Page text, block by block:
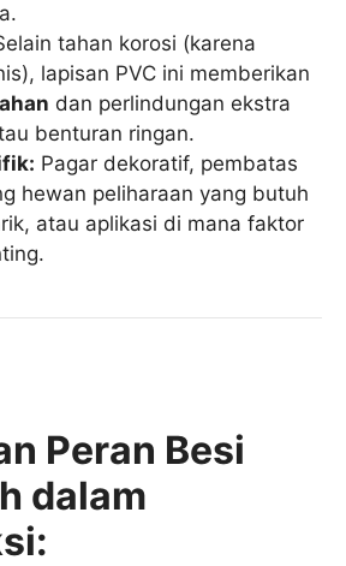
tahan korosi (karena
lapisan PVC ini memberikan
dan perlindungan ekstra
benturan ringan.
Pagar dekoratif, pembatas
hewan peliharaan yang butuh
atau aplikasi di mana faktor
Peran Besi
dalam